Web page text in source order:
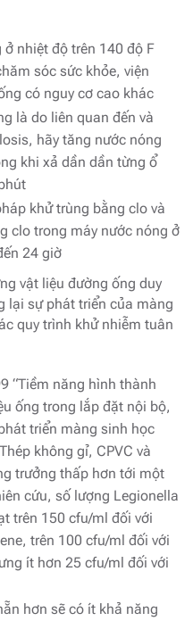
nhiệt độ trên 140 độ F
sóc sức khỏe, viện
có nguy cơ cao khác
là do liên quan đến và
hãy tăng nước nóng
khi xả dần dần từng ổ
khử trùng bằng clo và
clo trong máy nước nóng ở
24 giờ
vật liệu đường ống duy
lại sự phát triển của màng
quy trình khử nhiễm tuân
“Tiềm năng hình thành
ống trong lắp đặt nội bộ,
triển màng sinh học
không gỉ, CPVC và
trưởng thấp hơn tới một
cứu, số lượng Legionella
trên 150 cfu/ml đối với
trên 100 cfu/ml đối với
ít hơn 25 cfu/ml đối với
hơn sẽ có ít khả năng